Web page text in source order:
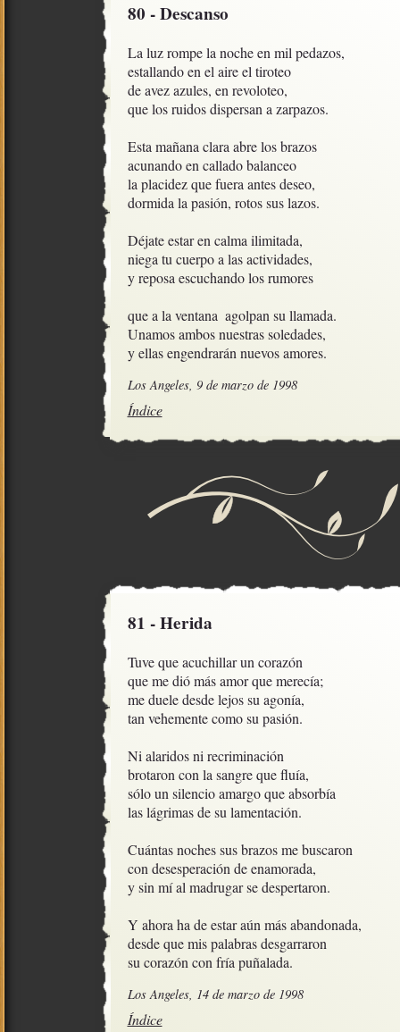
80 - Descanso
La luz rompe la noche en mil pedazos,
estallando en el aire el tiroteo
de avez azules, en revoloteo,
que los ruidos dispersan a zarpazos.
Esta mañana clara abre los brazos
acunando en callado balanceo
la placidez que fuera antes deseo,
dormida la pasión, rotos sus lazos.
Déjate estar en calma ilimitada,
niega tu cuerpo a las actividades,
y reposa escuchando los rumores
que a la ventana  agolpan su llamada.
Unamos ambos nuestras soledades,
y ellas engendrarán nuevos amores.
Los Angeles, 9 de marzo de 1998
Índice
81 - Herida
Tuve que acuchillar un corazón
que me dió más amor que merecía;
me duele desde lejos su agonía,
tan vehemente como su pasión.
Ni alaridos ni recriminación
brotaron con la sangre que fluía,
sólo un silencio amargo que absorbía
las lágrimas de su lamentación.
Cuántas noches sus brazos me buscaron
con desesperación de enamorada,
y sin mí al madrugar se despertaron.
Y ahora ha de estar aún más abandonada,
desde que mis palabras desgarraron
su corazón con fría puñalada.
Los Angeles, 14 de marzo de 1998
Índice